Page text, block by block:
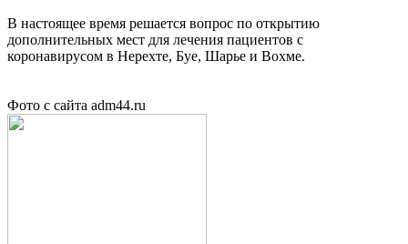
В настоящее время решается вопрос по открытию
дополнительных мест для лечения пациентов с
коронавирусом в Нерехте, Буе, Шарье и Вохме.
Фото с сайта adm44.ru